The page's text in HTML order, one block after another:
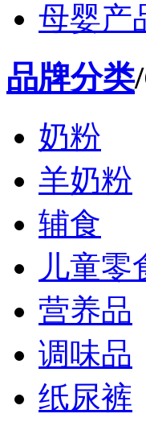
母婴产
品牌分类
奶粉
羊奶粉
辅食
儿童零
营养品
调味品
纸尿裤